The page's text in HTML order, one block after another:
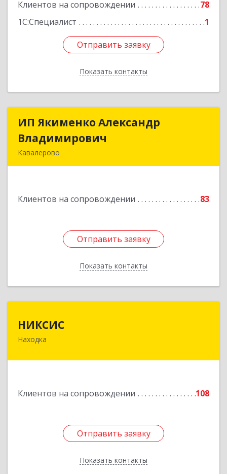
Клиентов на сопровождении
78
1С:Специалист
1
Отправить заявку
Показать контакты
Подробнее
Отправить заявку
Назад
ИП Якименко Александр
Владимирович
Кавалерово
Клиентов на сопровождении 83
Отправить заявку
Показать контакты
ИП Якименко Александр
Подробнее
Отправить заявку
Назад
НИКСИС
Находка
Клиентов на сопровождении 108
Отправить заявку
Показать контакты
Отправить заявку
Назад